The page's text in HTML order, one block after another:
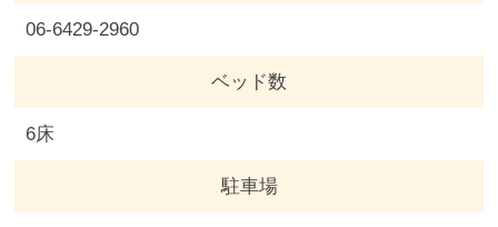
06-6429-2960
ベッド数
6床
駐車場